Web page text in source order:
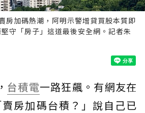
房加碼熱潮，阿明示警增貸買股本質即
守「房子」這道最後安全網。記者朱
台積電一路狂飆。有網友在
房加碼台積？」說自己已